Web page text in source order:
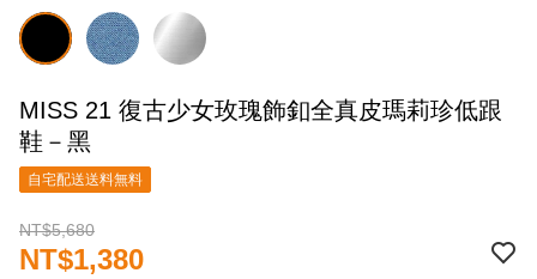
MISS 21 復古少女玫瑰飾釦全真皮瑪莉珍低跟
鞋－黑
自宅配送送料無料
NT$5,680
NT$1,380